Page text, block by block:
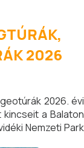
2026
2026. évi
a Balaton
Nemzeti Park